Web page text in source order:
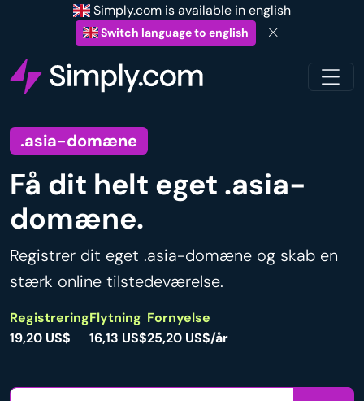
Simply.com is available in english
Switch language to english
.asia-domæne
Få dit helt eget .asia-
domæne.
Registrer dit eget .asia-domæne og skab en
stærk online tilstedeværelse.
Registrering
19,20 US$
Flytning
16,13 US$
Fornyelse
25,20 US$/år